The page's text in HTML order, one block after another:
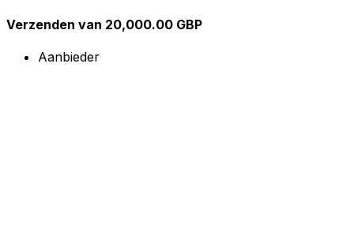
Verzenden van 20,000.00 GBP
Aanbieder